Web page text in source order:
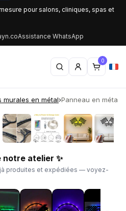
pour salons, cliniques, spas et
Assistance WhatsApp
0
murales en métal›Panneau en métal
›
notre atelier ✨
produites et expédiées — voyez-